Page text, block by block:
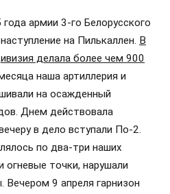
армии 3-го Белорусского
на Пилькаллен. В
делала более чем 900
наша артиллерия и
на осажденный
Днем действовала
в дело вступали По-2.
по два-три наших
огневые точки, нарушали
9 апреля гарнизон